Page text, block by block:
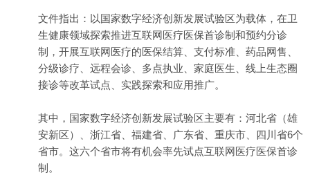
文件指出：以国家数字经济创新发展试验区为载体，在卫
生健康领域探索推进互联网医疗医保首诊制和预约分诊
制，开展互联网医疗的医保结算、支付标准、药品网售、
分级诊疗、远程会诊、多点执业、家庭医生、线上生态圈
接诊等改革试点、实践探索和应用推广。
其中，国家数字经济创新发展试验区主要有：河北省（雄
安新区）、浙江省、福建省、广东省、重庆市、四川省6个
省市。这六个省市将有机会率先试点互联网医疗医保首诊
制。